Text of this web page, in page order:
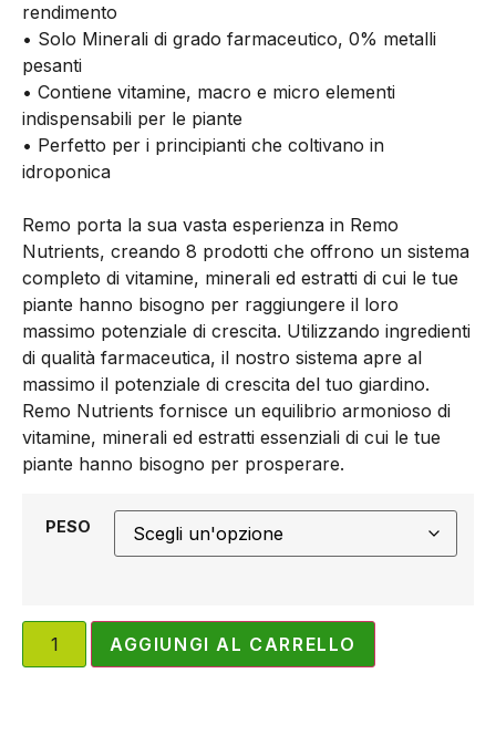
rendimento
• Solo Minerali di grado farmaceutico, 0% metalli
pesanti
• Contiene vitamine, macro e micro elementi
indispensabili per le piante
• Perfetto per i principianti che coltivano in
idroponica
Remo porta la sua vasta esperienza in Remo
Nutrients, creando 8 prodotti che offrono un sistema
completo di vitamine, minerali ed estratti di cui le tue
piante hanno bisogno per raggiungere il loro
massimo potenziale di crescita. Utilizzando ingredienti
di qualità farmaceutica, il nostro sistema apre al
massimo il potenziale di crescita del tuo giardino.
Remo Nutrients fornisce un equilibrio armonioso di
vitamine, minerali ed estratti essenziali di cui le tue
piante hanno bisogno per prosperare.
PESO
AGGIUNGI AL CARRELLO